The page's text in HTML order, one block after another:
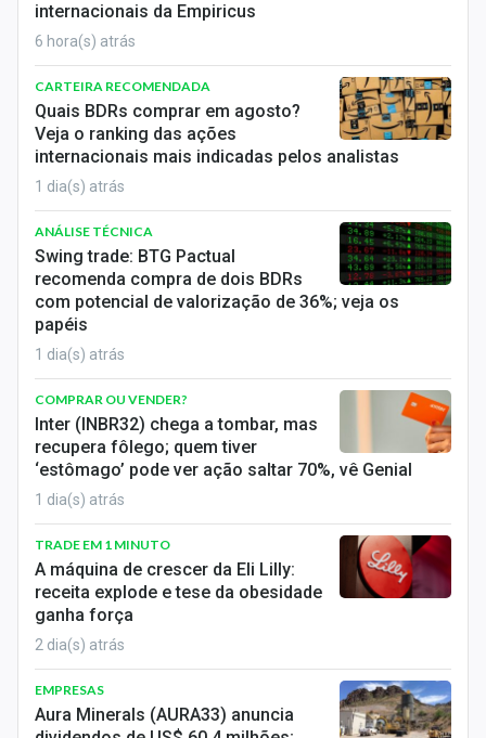
Brasil
Política
Colunas
Especiais
Internacional
Marketing
Tecnologia
Sobre
Expediente
Contato
internacionais da Empiricus
6 hora(s) atrás
CARTEIRA RECOMENDADA
Quais BDRs comprar em agosto?
Veja o ranking das ações
internacionais mais indicadas pelos analistas
1 dia(s) atrás
ANÁLISE TÉCNICA
Swing trade: BTG Pactual
recomenda compra de dois BDRs
com potencial de valorização de 36%; veja os
papéis
1 dia(s) atrás
COMPRAR OU VENDER?
Inter (INBR32) chega a tombar, mas
recupera fôlego; quem tiver
‘estômago’ pode ver ação saltar 70%, vê Genial
1 dia(s) atrás
TRADE EM 1 MINUTO
A máquina de crescer da Eli Lilly:
receita explode e tese da obesidade
ganha força
2 dia(s) atrás
EMPRESAS
Aura Minerals (AURA33) anuncia